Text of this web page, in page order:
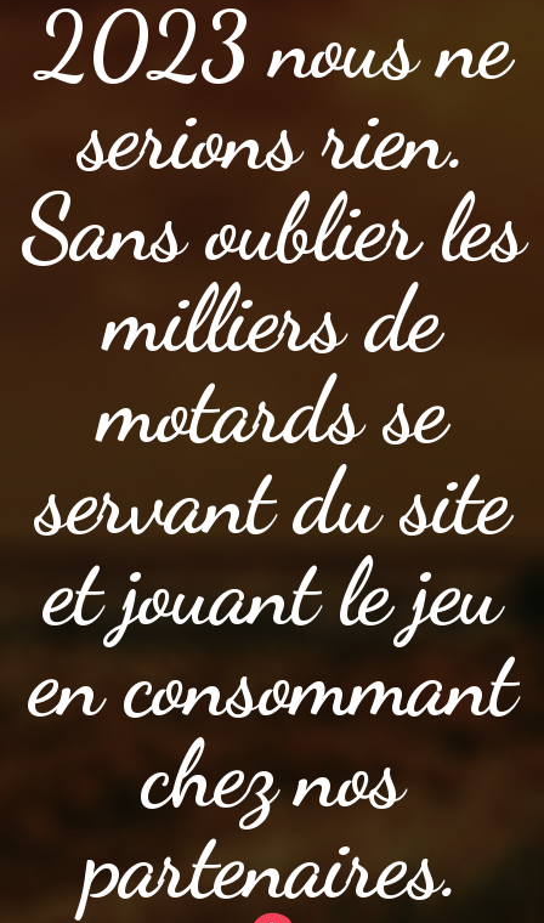
2023 nous ne
serions rien.
Sans oublier les
milliers de
motards se
servant du site
et jouant le jeu
en consommant
chez nos
partenaires.